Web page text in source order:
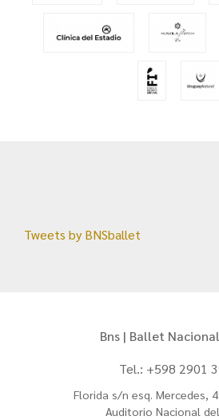
Tweets by BNSballet
Bns | Ballet
Tel.: +598 2901
Florida s/n esq. Mercedes,
Auditorio Nacional